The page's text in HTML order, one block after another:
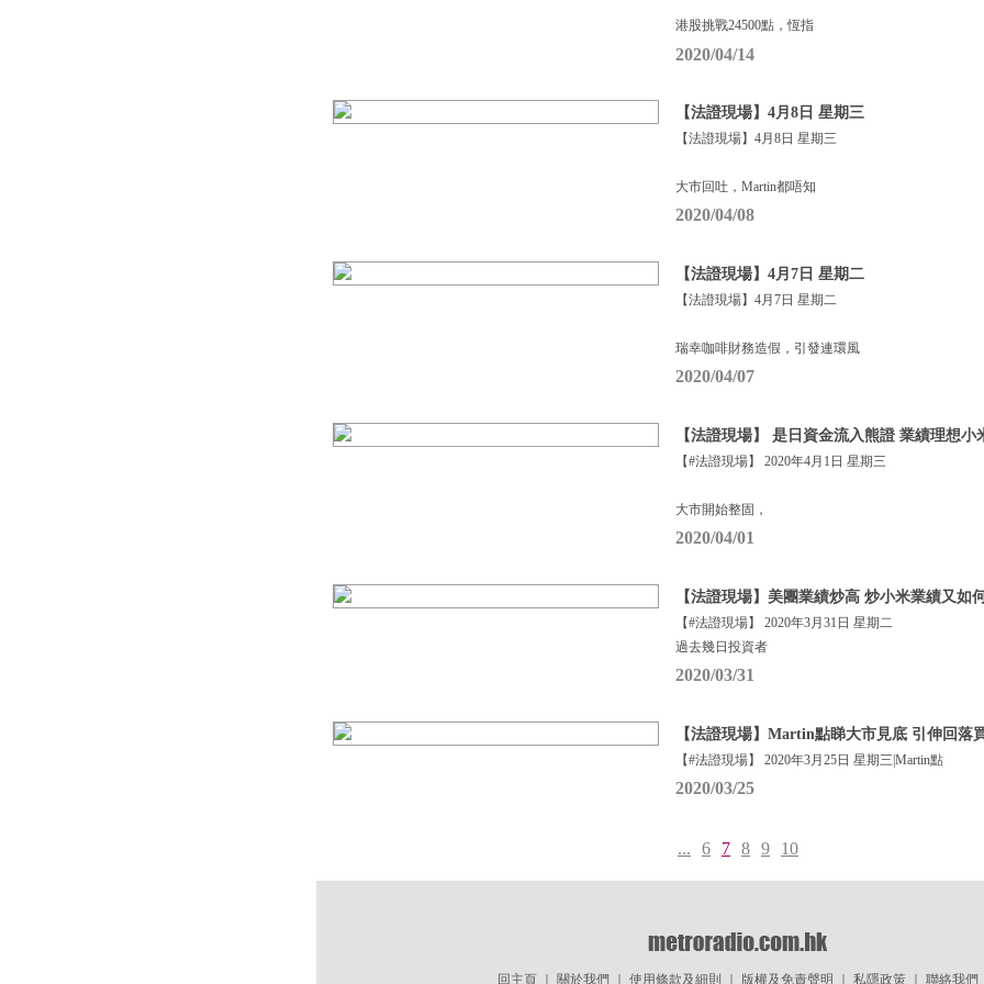
港股挑戰24500點，恆指
2020/04/14
【法證現場】4月8日 星期三
【法證現場】4月8日 星期三
大市回吐，Martin都唔知
2020/04/08
【法證現場】4月7日 星期二
【法證現場】4月7日 星期二
瑞幸咖啡財務造假，引發連環風
2020/04/07
【法證現場】 是日資金流入熊證 業績理想小
【#法證現場】 2020年4月1日 星期三
大市開始整固，
2020/04/01
【法證現場】美團業績炒高 炒小米業績又如
【#法證現場】 2020年3月31日 星期二
過去幾日投資者
2020/03/31
【法證現場】Martin點睇大市見底 引伸回落
【#法證現場】 2020年3月25日 星期三|Martin點
2020/03/25
... 6 7 8 9 10
回主頁｜ 關於我們 使用條款及細則 版權及免責聲明 私隱政策｜ 聯絡我們